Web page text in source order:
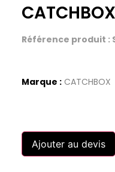
Référence produit :
Marque : CATCHBOX
Ajouter au devis